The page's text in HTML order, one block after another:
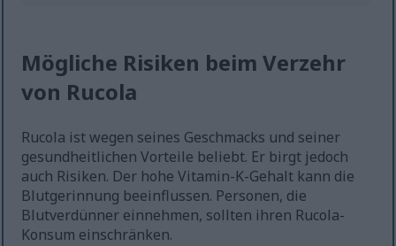
Mögliche Risiken beim Verzehr
von Rucola
Rucola ist wegen seines Geschmacks und seiner
gesundheitlichen Vorteile beliebt. Er birgt jedoch
auch Risiken. Der hohe Vitamin-K-Gehalt kann die
Blutgerinnung beeinflussen. Personen, die
Blutverdünner einnehmen, sollten ihren Rucola-
Konsum einschränken.